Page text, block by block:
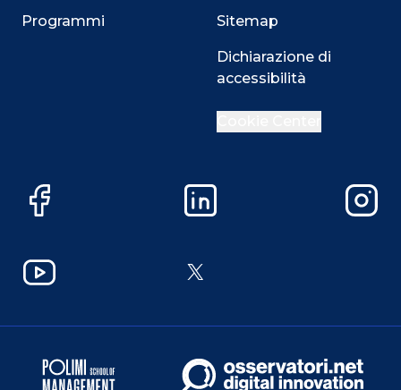
Programmi Sitemap
Dichiarazione di
accessibilità
Facebook LinkedIn
YouTube X